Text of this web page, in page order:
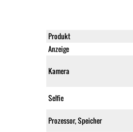
Produkt
Anzeige
Kamera
Selfie
Prozessor, Speicher